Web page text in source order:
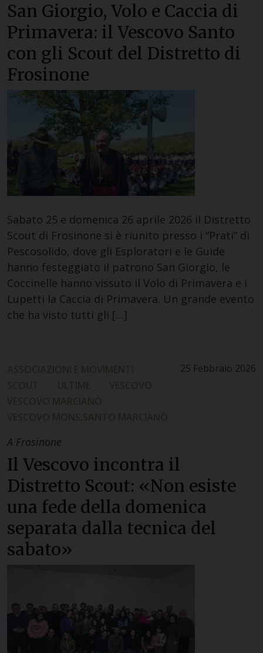
San Giorgio, Volo e Caccia di
Primavera: il Vescovo Santo
con gli Scout del Distretto di
Frosinone
Sabato 25 e domenica 26 aprile 2026 il Distretto
Scout di Frosinone si è riunito presso i “Prati” di
Pescosolido, dove gli Esploratori e le Guide
hanno festeggiato il patrono San Giorgio, le
Coccinelle hanno vissuto il Volo di Primavera e i
Lupetti la Caccia di Primavera. Un grande evento
che ha visto tutti gli […]
25 Febbraio 2026
ASSOCIAZIONI E MOVIMENTI
SCOUT
ULTIME
VESCOVO
VESCOVO MARCIANÒ
VESCOVO MONS.SANTO MARCIANÒ
A Frosinone
Il Vescovo incontra il
Distretto Scout: «Non esiste
una fede della domenica
separata dalla tecnica del
sabato»